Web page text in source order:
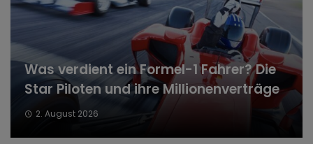
Was verdient ein Formel-1 Fahrer? Die
Star Piloten und ihre Millionenverträge
2. August 2026